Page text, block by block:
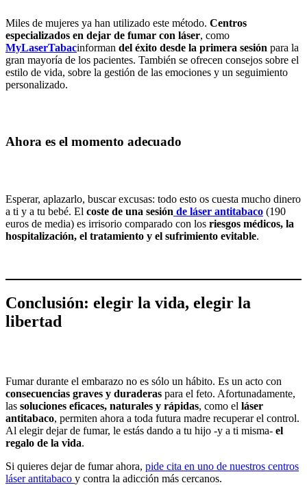
Miles de mujeres ya han utilizado este método. Centros
especializados en dejar de fumar con láser, como
MyLaserTabacinforman del éxito desde la primera sesión para la
gran mayoría de los pacientes. También se ofrecen consejos sobre el
estilo de vida, sobre la gestión de las emociones y un seguimiento
personalizado.
Ahora es el momento adecuado
Esperar, aplazarlo, buscar excusas: todo esto os cuesta mucho dinero
a ti y a tu bebé. El coste de una sesión de láser antitabaco (190
euros de media) es irrisorio comparado con los riesgos médicos, la
hospitalización, el tratamiento y el sufrimiento evitable.
Conclusión: elegir la vida, elegir la
libertad
Fumar durante el embarazo no es sólo un hábito. Es un acto con
consecuencias graves y duraderas para el feto. Afortunadamente,
las soluciones eficaces, naturales y rápidas, como el láser
antitabaco, permiten ahora a toda futura madre recuperar el control.
Al elegir dejar de fumar, le estás dando a tu hijo -y a ti misma- el
regalo de la vida.
Si quieres dejar de fumar ahora, pide cita en uno de nuestros centros
láser antitabaco y contra la adicción más cercanos.